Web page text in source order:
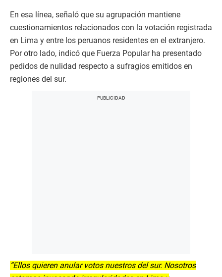
En esa línea, señaló que su agrupación mantiene
cuestionamientos relacionados con la votación registrada
en Lima y entre los peruanos residentes en el extranjero.
Por otro lado, indicó que Fuerza Popular ha presentado
pedidos de nulidad respecto a sufragios emitidos en
regiones del sur.
“Ellos quieren anular votos nuestros del sur. Nosotros